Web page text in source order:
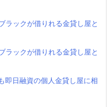
ラックが借りれる金貸し屋と
ラックが借りれる金貸し屋と
即日融資の個人金貸し屋に相